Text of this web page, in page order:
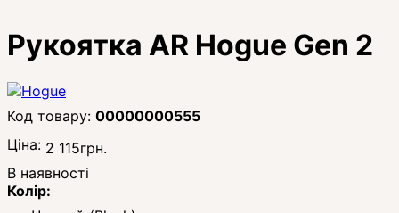
Рукоятка AR Hogue Gen 2
00000000555
Ціна: 2 115грн.
В наявності
Колір: